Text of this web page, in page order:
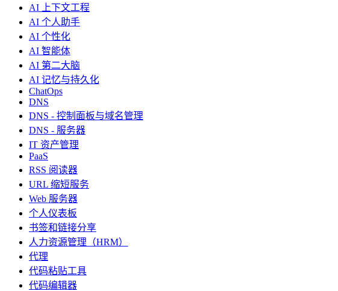
AI 上下文工程
AI 个人助手
AI 个性化
AI 智能体
AI 第二大脑
AI 记忆与持久化
ChatOps
DNS
DNS - 控制面板与域名管理
DNS - 服务器
IT 资产管理
PaaS
RSS 阅读器
URL 缩短服务
Web 服务器
个人仪表板
书签和链接分享
人力资源管理（HRM）
代理
代码粘贴工具
代码编辑器